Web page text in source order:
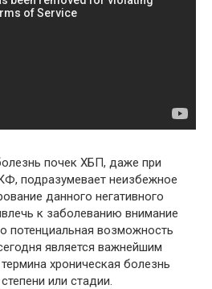
почек ХБП, даже при
подразумевает неизбежное
данного негативного
к заболеванию внимание
потенциальная возможность
является важнейшим
хроническая болезнь
или стадии.